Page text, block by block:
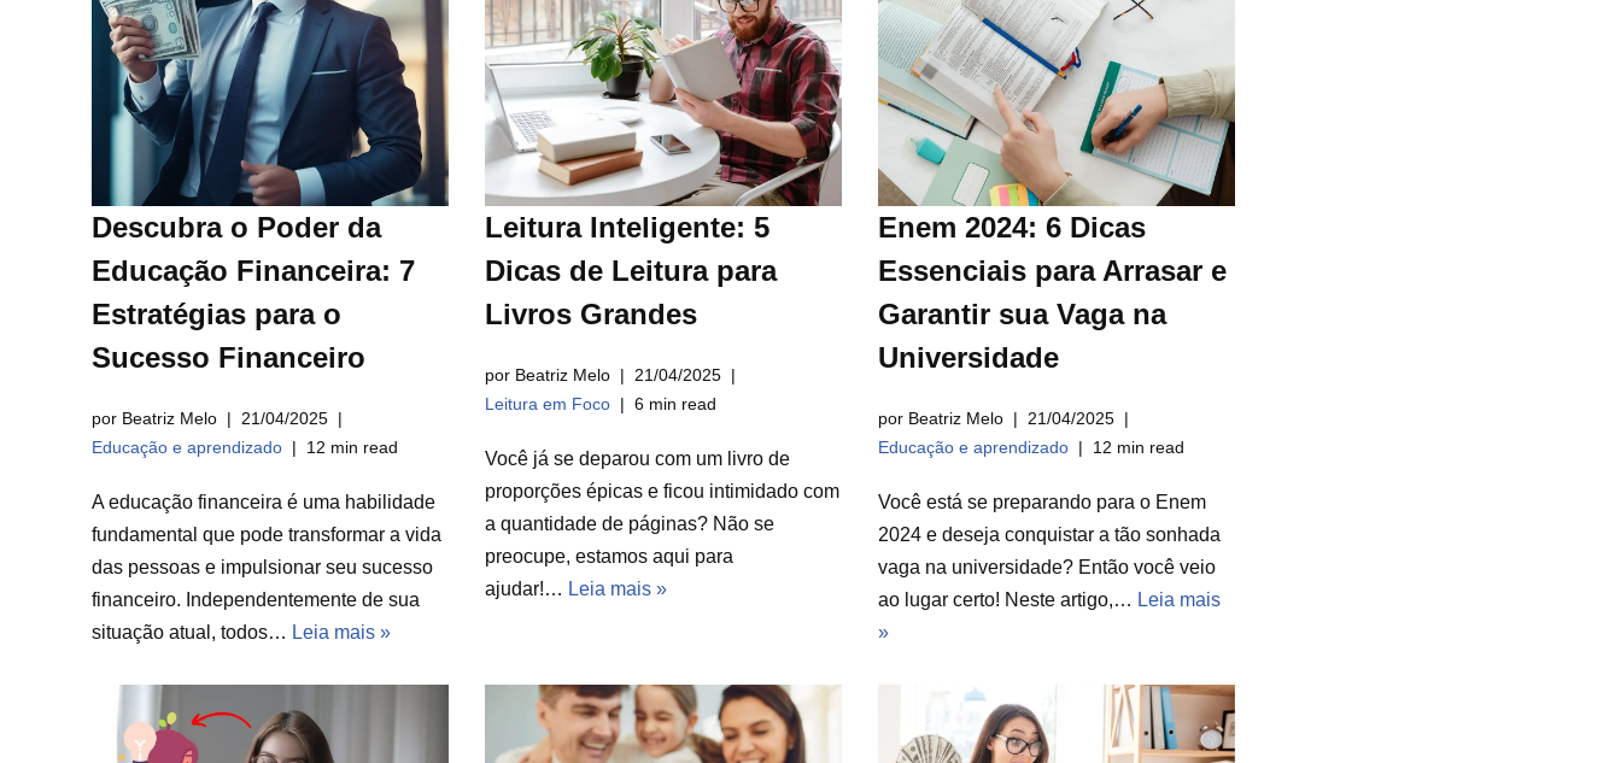
Descubra o Poder da
Educação Financeira: 7
Estratégias para o
Sucesso Financeiro
por Beatriz Melo
21/04/2025
Educação e aprendizado
12 min read
A educação financeira é uma habilidade
fundamental que pode transformar a vida
das pessoas e impulsionar seu sucesso
financeiro. Independentemente de sua
situação atual, todos… Leia mais »
Leitura Inteligente: 5
Dicas de Leitura para
Livros Grandes
por Beatriz Melo
21/04/2025
Leitura em Foco
6 min read
Você já se deparou com um livro de
proporções épicas e ficou intimidado com
a quantidade de páginas? Não se
preocupe, estamos aqui para
ajudar!… Leia mais »
Enem 2024: 6 Dicas
Essenciais para Arrasar e
Garantir sua Vaga na
Universidade
por Beatriz Melo
21/04/2025
Educação e aprendizado
12 min read
Você está se preparando para o Enem
2024 e deseja conquistar a tão sonhada
vaga na universidade? Então você veio
ao lugar certo! Neste artigo,… Leia mais
»